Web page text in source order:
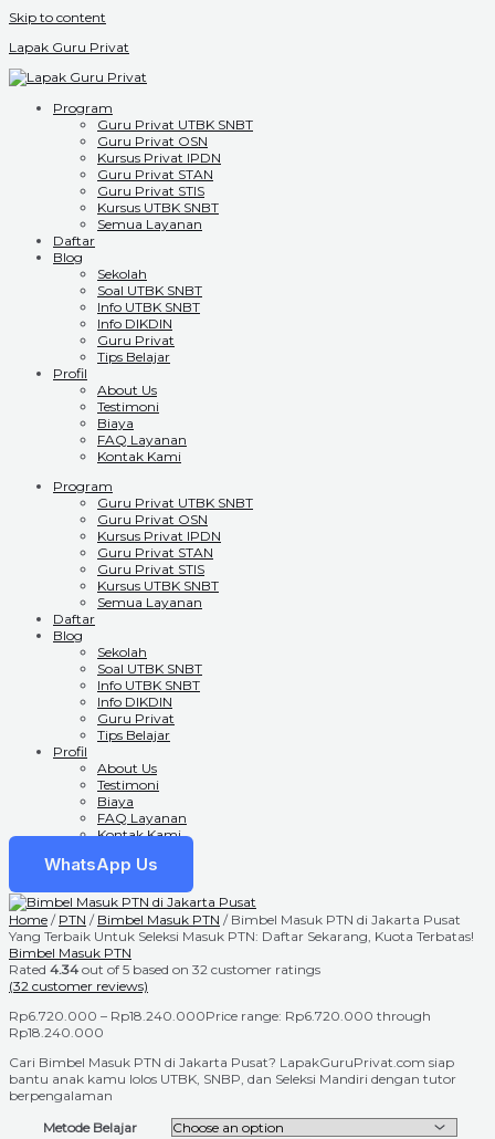
Skip to content
Lapak Guru Privat
Program
Guru Privat UTBK SNBT
Guru Privat OSN
Kursus Privat IPDN
Guru Privat STAN
Guru Privat STIS
Kursus UTBK SNBT
Semua Layanan
Daftar
Blog
Sekolah
Soal UTBK SNBT
Info UTBK SNBT
Info DIKDIN
Guru Privat
Tips Belajar
Profil
About Us
Testimoni
Biaya
FAQ Layanan
Kontak Kami
Program
Guru Privat UTBK SNBT
Guru Privat OSN
Kursus Privat IPDN
Guru Privat STAN
Guru Privat STIS
Kursus UTBK SNBT
Semua Layanan
Daftar
Blog
Sekolah
Soal UTBK SNBT
Info UTBK SNBT
Info DIKDIN
Guru Privat
Tips Belajar
Profil
About Us
Testimoni
Biaya
FAQ Layanan
Kontak Kami
WhatsApp Us
Home / PTN / Bimbel Masuk PTN / Bimbel Masuk PTN di Jakarta Pusat
Yang Terbaik Untuk Seleksi Masuk PTN: Daftar Sekarang, Kuota Terbatas!
Bimbel Masuk PTN
Rated 4.34 out of 5 based on 32 customer ratings
(32 customer reviews)
Rp6.720.000 – Rp18.240.000Price range: Rp6.720.000 through
Rp18.240.000
Cari Bimbel Masuk PTN di Jakarta Pusat? LapakGuruPrivat.com siap
bantu anak kamu lolos UTBK, SNBP, dan Seleksi Mandiri dengan tutor
berpengalaman
Metode Belajar